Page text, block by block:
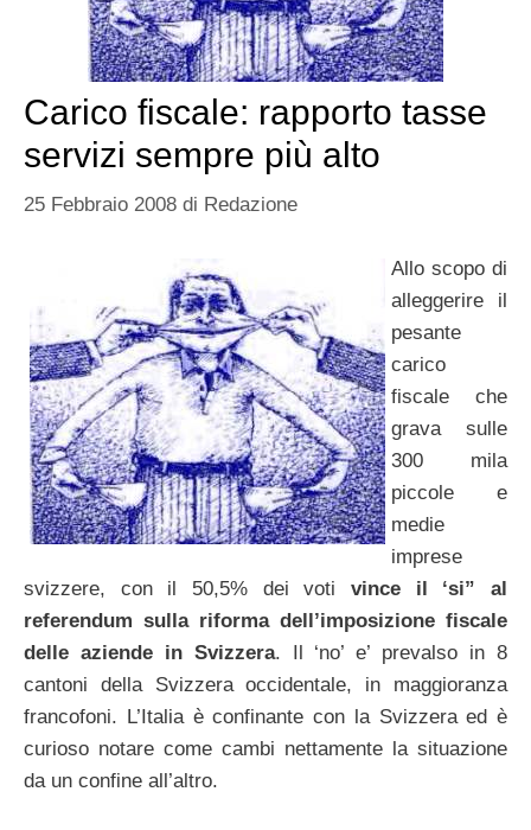
Carico fiscale: rapporto tasse
servizi sempre più alto
25 Febbraio 2008 di Redazione
Allo scopo di
alleggerire il
pesante
carico
fiscale che
grava sulle
300 mila
piccole e
medie
imprese
svizzere, con il 50,5% dei voti vince il ‘si” al
referendum sulla riforma dell’imposizione fiscale
delle aziende in Svizzera. Il ‘no’ e’ prevalso in 8
cantoni della Svizzera occidentale, in maggioranza
francofoni. L’Italia è confinante con la Svizzera ed è
curioso notare come cambi nettamente la situazione
da un confine all’altro.